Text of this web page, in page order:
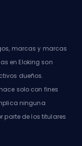
marcas y marcas
en Eloking son
dueños.
solo con fines
ninguna
parte de los titulares